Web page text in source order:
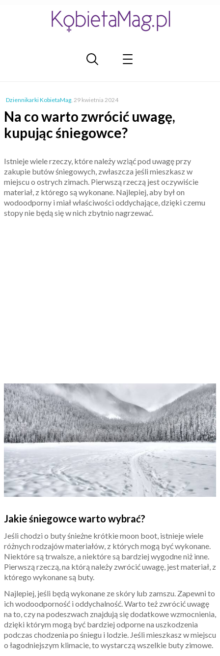
Dziennikarki KobietaMag, 29 kwietnia 2024
Na co warto zwrócić uwagę,
kupując śniegowce?
Istnieje wiele rzeczy, które należy wziąć pod uwagę przy
zakupie butów śniegowych, zwłaszcza jeśli mieszkasz w
miejscu o ostrych zimach. Pierwszą rzeczą jest oczywiście
materiał, z którego są wykonane. Najlepiej, aby był on
wodoodporny i miał właściwości oddychające, dzięki czemu
stopy nie będą się w nich zbytnio nagrzewać.
Jakie śniegowce warto wybrać?
Jeśli chodzi o buty śnieżne krótkie moon boot, istnieje wiele
różnych rodzajów materiałów, z których mogą być wykonane.
Niektóre są trwalsze, a niektóre są bardziej wygodne niż inne.
Pierwszą rzeczą, na którą należy zwrócić uwagę, jest materiał, z
którego wykonane są buty.
Najlepiej, jeśli będą wykonane ze skóry lub zamszu. Zapewni to
ich wodoodporność i oddychalność. Warto też zwrócić uwagę
na to, czy na podeszwach znajdują się dodatkowe wzmocnienia,
dzięki którym mogą być bardziej odporne na uszkodzenia
podczas chodzenia po śniegu i lodzie. Jeśli mieszkasz w miejscu
o łagodniejszym klimacie, to wystarczą wszelkie buty zimowe.